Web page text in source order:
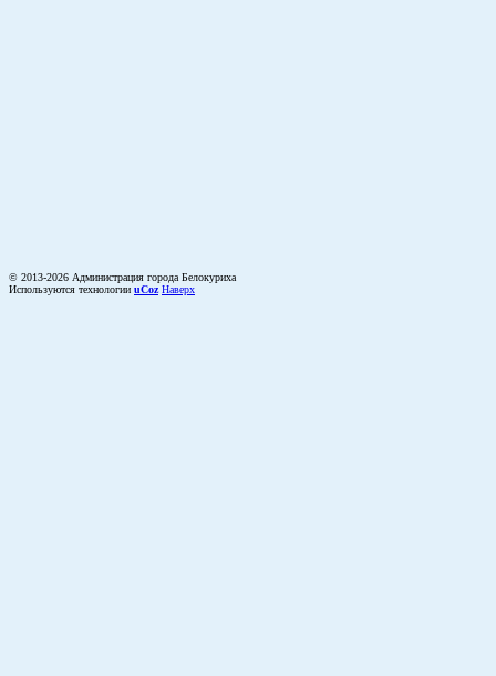
© 2013-2026 Администрация города Белокуриха
Используются технологии uCoz Наверх